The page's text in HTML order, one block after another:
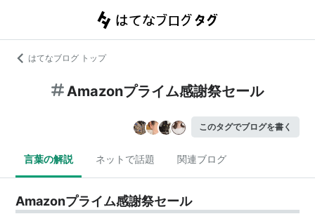
はてなブログ トップ
Amazonプライム感謝祭セール
このタグでブログを書く
言葉の解説 ネットで話題 関連ブログ
Amazonプライム感謝祭セール